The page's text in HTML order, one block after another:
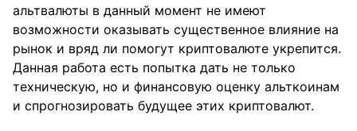
альтвалюты в данный момент не имеют
возможности оказывать существенное влияние на
рынок и вряд ли помогут криптовалюте укрепится.
Данная работа есть попытка дать не только
техническую, но и финансовую оценку альткоинам
и спрогнозировать будущее этих криптовалют.